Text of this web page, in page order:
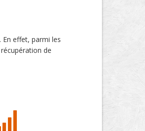
effet, parmi les
de